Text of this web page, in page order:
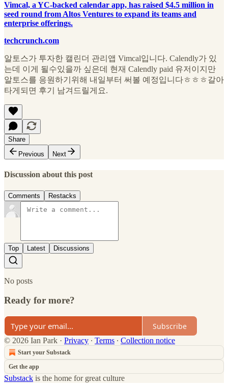
Vimcal, a YC-backed calendar app, has raised $4.5 million in
seed round from Altos Ventures to expand its teams and
enterprise offerings.
techcrunch.com
알토스가 투자한 캘린더 관리앱 Vimcal입니다. Calendly가 있
는데 이게 될수있을까 싶은데 현재 Calendly paid 유저이지만
알토스를 응원하기위해 내일부터 써볼 예정입니다ㅎㅎㅎ갈아
타게되면 후기 남겨드릴게요.
Share
Previous
Next
Discussion about this post
Comments Restacks
Top Latest Discussions
No posts
Ready for more?
Subscribe
© 2026 Ian Park · Privacy ∙ Terms ∙ Collection notice
Start your Substack
Get the app
Substack is the home for great culture